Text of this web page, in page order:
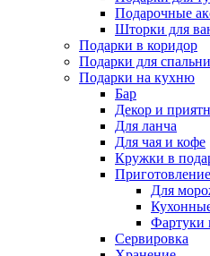
Подарочные
Шторки для
Подарки в коридор
Подарки для спальни
Подарки на кухню
Бар
Декор и
Для ланча
Для чая и кофе
Кружки в
Приготовление
Для
Фартуки
Сервировка